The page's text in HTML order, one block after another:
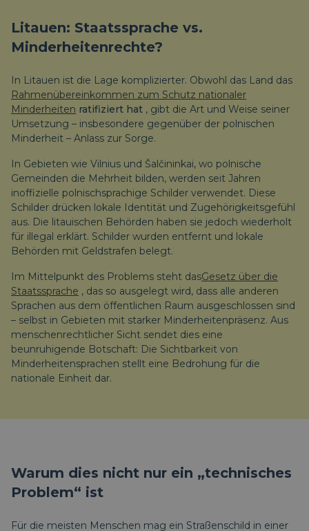
Litauen: Staatssprache vs.
Minderheitenrechte?
In Litauen ist die Lage komplizierter. Obwohl das Land das
Rahmenübereinkommen zum Schutz nationaler
Minderheiten ratifiziert hat , gibt die Art und Weise seiner
Umsetzung – insbesondere gegenüber der polnischen
Minderheit – Anlass zur Sorge.
In Gebieten wie Vilnius und Šalčininkai, wo polnische
Gemeinden die Mehrheit bilden, werden seit Jahren
inoffizielle polnischsprachige Schilder verwendet. Diese
Schilder drücken lokale Identität und Zugehörigkeitsgefühl
aus. Die litauischen Behörden haben sie jedoch wiederholt
für illegal erklärt. Schilder wurden entfernt und lokale
Behörden mit Geldstrafen belegt.
Im Mittelpunkt des Problems steht dasGesetz über die
Staatssprache , das so ausgelegt wird, dass alle anderen
Sprachen aus dem öffentlichen Raum ausgeschlossen sind
– selbst in Gebieten mit starker Minderheitenpräsenz. Aus
menschenrechtlicher Sicht sendet dies eine
beunruhigende Botschaft: Die Sichtbarkeit von
Minderheitensprachen stellt eine Bedrohung für die
nationale Einheit dar.
Warum dies nicht nur ein „technisches
Problem“ ist
Für die meisten Menschen mag ein Straßenschild in einer